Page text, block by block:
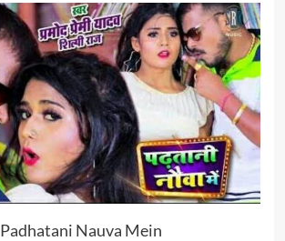
Padhatani Nauva Mein